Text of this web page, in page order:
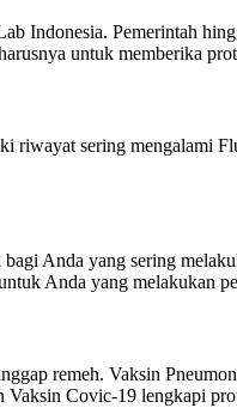
Indonesia. Pemerintah
untuk memberika
riwayat sering mengalami
Anda yang sering
Anda yang melakukan
remeh. Vaksin
Vaksin Covic-19 lengkapi